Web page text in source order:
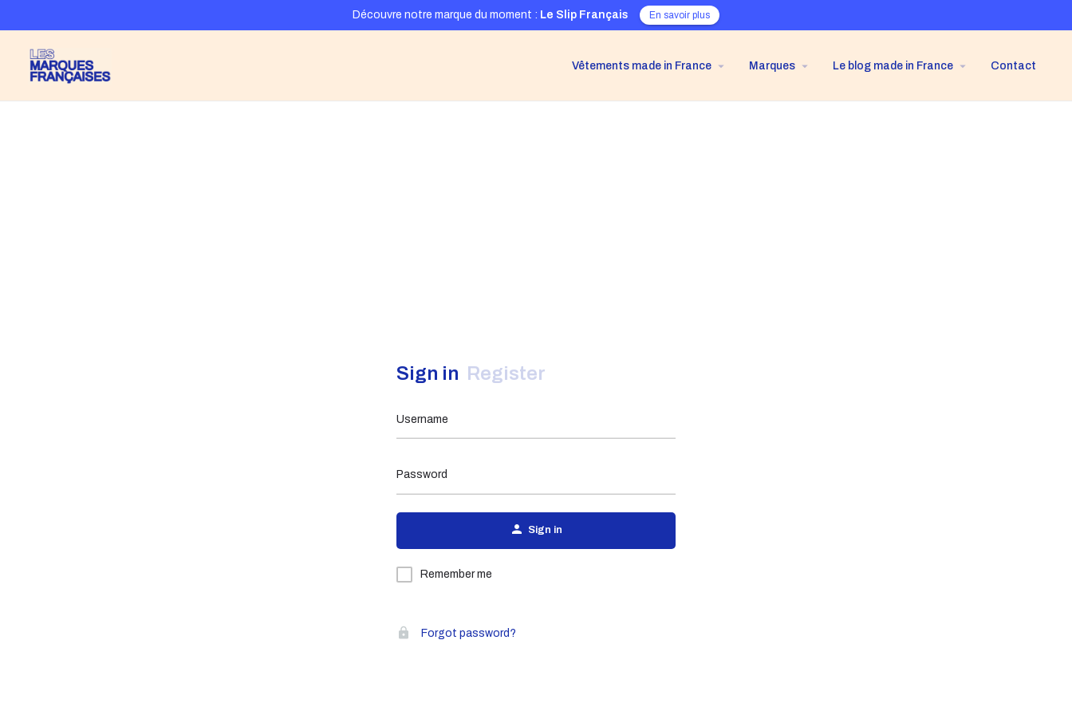
Découvre notre marque du moment : Le Slip Français En savoir plus
Vêtements made in France Marques Le blog made in France Contact
Sign in Register
Username
Password
Sign in
Remember me
Forgot password?